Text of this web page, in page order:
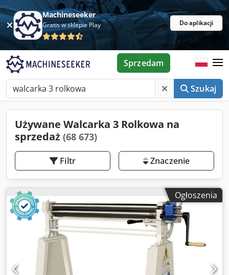
Machineseeker
Gratis w sklepie Play Do aplikacji
Szukaj
Sprzedam
Używane Walcarka 3 Rolkowa na
sprzedaż (68 673)
Filtr Znaczenie
Ogłoszenia